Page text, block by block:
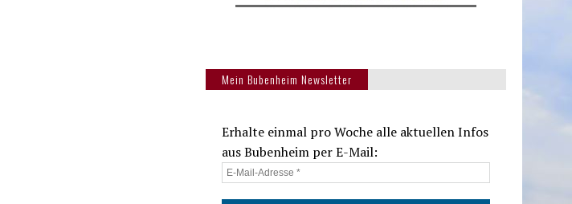
Mein Bubenheim Newsletter
Erhalte einmal pro Woche alle aktuellen Infos
aus Bubenheim per E-Mail: